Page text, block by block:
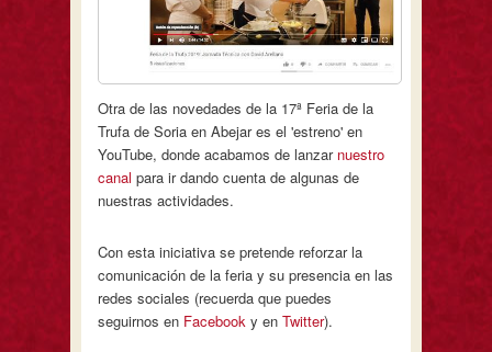
Otra de las novedades de la 17ª Feria de la
Trufa de Soria en Abejar es el 'estreno' en
YouTube, donde acabamos de lanzar nuestro
canal para ir dando cuenta de algunas de
nuestras actividades.
Con esta iniciativa se pretende reforzar la
comunicación de la feria y su presencia en las
redes sociales (recuerda que puedes
seguirnos en Facebooky en Twitter).